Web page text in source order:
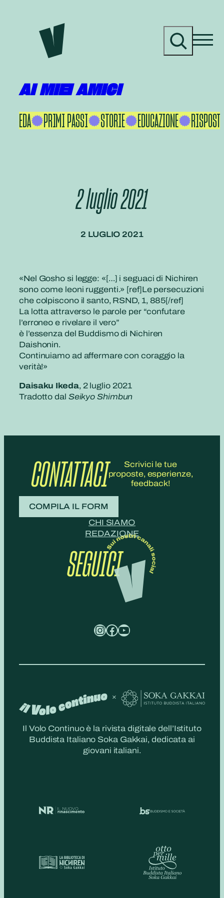
contenuto
r
AI MIEI AMICI
IKEDA PRIMI PASSI STORIE EDUCAZIONE
2 luglio 2021
2 LUGLIO 2021
«Nel Gosho si legge: «[…] i seguaci di Nichiren
sono come leoni ruggenti.» [ref]Le persecuzioni
che colpiscono il santo, RSND, 1, 885[/ref]
La lotta attraverso le parole per “confutare
l’erroneo e rivelare il vero”
è l’essenza del Buddismo di Nichiren
Daishonin.
Continuiamo ad affermare con coraggio la
verità!»
Daisaku Ikeda, 2 luglio 2021
Tradotto dal Seikyo Shimbun
CONTATTACI
Scrivici le tue
proposte, esperienze,
feedback!
COMPILA IL FORM
CHI SIAMO
REDAZIONE
SEGUICI
InstagramFacebook YouTube
Il Volo Continuo è la rivista digitale dell’Istituto
Buddista Italiano Soka Gakkai, dedicata ai
giovani italiani.